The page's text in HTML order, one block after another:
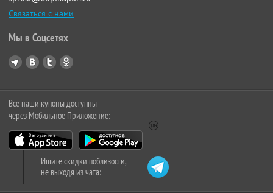
Связаться с нами
Мы в Соцсетях
Все наши купоны доступны
через Мобильное Приложение:
Ищите скидки поблизости,
не выходя из чата: